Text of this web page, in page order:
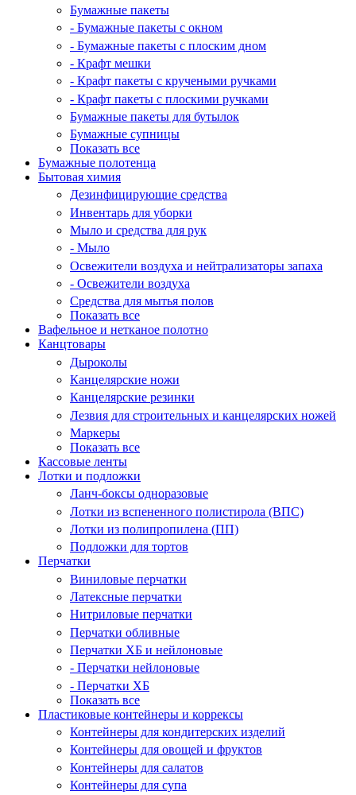
Бумажные пакеты
- Бумажные пакеты с окном
- Бумажные пакеты с плоским дном
- Крафт мешки
- Крафт пакеты с кручеными ручками
- Крафт пакеты с плоскими ручками
Бумажные пакеты для бутылок
Бумажные супницы
Показать все
Бумажные полотенца
Бытовая химия
Дезинфицирующие средства
Инвентарь для уборки
Мыло и средства для рук
- Мыло
Освежители воздуха и нейтрализаторы запаха
- Освежители воздуха
Средства для мытья полов
Показать все
Вафельное и нетканое полотно
Канцтовары
Дыроколы
Канцелярские ножи
Канцелярские резинки
Лезвия для строительных и канцелярских ножей
Маркеры
Показать все
Кассовые ленты
Лотки и подложки
Ланч-боксы одноразовые
Лотки из вспененного полистирола (ВПС)
Лотки из полипропилена (ПП)
Подложки для тортов
Перчатки
Виниловые перчатки
Латексные перчатки
Нитриловые перчатки
Перчатки обливные
Перчатки ХБ и нейлоновые
- Перчатки нейлоновые
- Перчатки ХБ
Показать все
Пластиковые контейнеры и коррексы
Контейнеры для кондитерских изделий
Контейнеры для овощей и фруктов
Контейнеры для салатов
Контейнеры для супа